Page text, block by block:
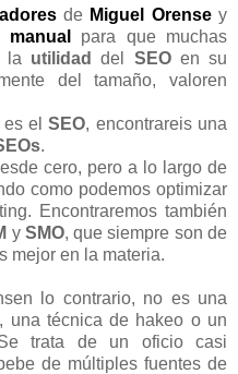
de Miguel Orensey
manual
para que muchas
la utilidad del SEOen su
del tamaño, valoren
es elSEO, encontrareis una
.
cero, pero a lo largo de
como podemos optimizar
Encontraremos también
y SMO, que siempre son de
mejor en la materia.
lo contrario, no es una
una técnica de hakeo o un
trata de un oficio casi
de múltiples fuentes de